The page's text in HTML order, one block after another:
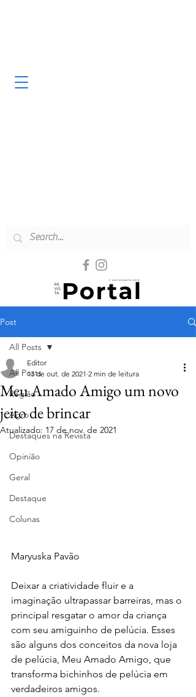
Post
All Posts
Região
Agro
Destaques na Revista
Opinião
Geral
Destaque
Colunas
All Posts
Meu Amado Amigo um novo
jeito de brincar
Editor
13 de out. de 2021 2 min de leitura
Atualizado: 17 de nov. de 2021
Maryuska Pavão
Deixar a criatividade fluir e a
imaginação ultrapassar barreiras, mas o
principal resgatar o amor da criança
com seu amiguinho de pelúcia. Esses
são alguns dos conceitos da nova loja
de pelúcia, Meu Amado Amigo, que
transforma bichinhos de pelúcia em
verdadeiros amigos.